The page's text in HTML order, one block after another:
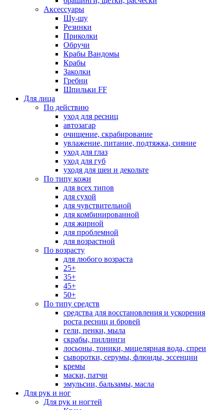
Аксессуары
Шу-шу
Резинки
Приколки
Обручи
Крабы Вандомы
Крабы
Заколки
Гребни
Шпильки FF
Для лица
По действию
уход для ресниц
автозагар
очищение, скрабирование
увлажение, питание, подтяжка, сияние
уход для глаз
уход для губ
уходя для шеи и декольте
По типу кожи
для всех типов
для сухой
для чувствительной
для комбинированной
для жирной
для проблемной
для возрастной
По возрасту
для любого возраста
25+
35+
45+
50+
По типу средств
средства для восстановления и ускорения
роста ресниц и бровей
гели, пенки, мыла
скрабы, пиллинги
лосьоны, тоники, мицелярная вода, спреи
сыворотки, серумы, флюиды, эссенции
кремы
маски, патчи
эмульсии, бальзамы, масла
Для рук и ног
Для рук и ногтей